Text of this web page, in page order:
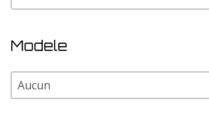
Modele
Modele
Modele